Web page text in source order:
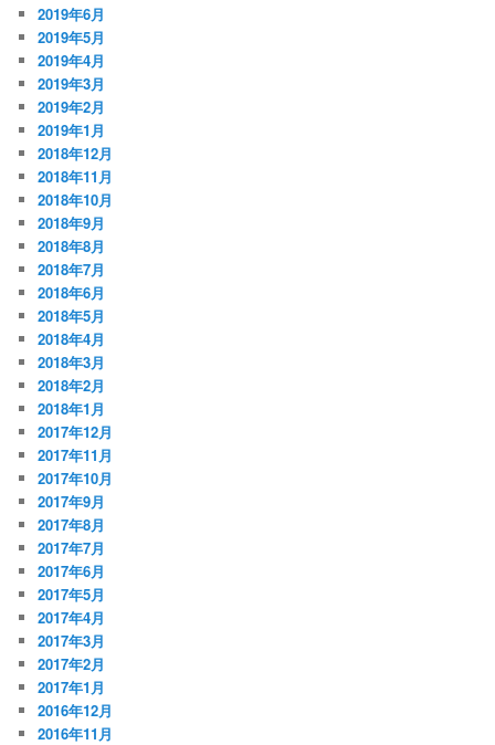
2019年6月
2019年5月
2019年4月
2019年3月
2019年2月
2019年1月
2018年12月
2018年11月
2018年10月
2018年9月
2018年8月
2018年7月
2018年6月
2018年5月
2018年4月
2018年3月
2018年2月
2018年1月
2017年12月
2017年11月
2017年10月
2017年9月
2017年8月
2017年7月
2017年6月
2017年5月
2017年4月
2017年3月
2017年2月
2017年1月
2016年12月
2016年11月